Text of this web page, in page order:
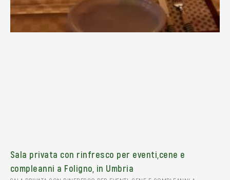
Sala privata con rinfresco per eventi,cene e
compleanni a Foligno, in Umbria